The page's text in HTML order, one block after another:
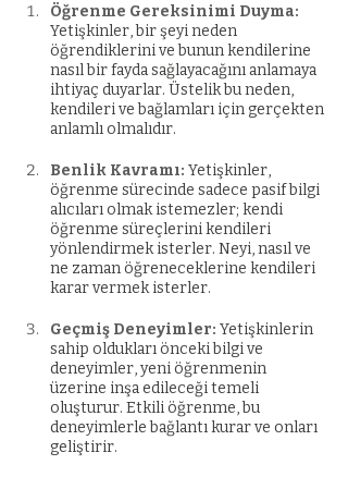
Öğrenme Gereksinimi Duyma:
Yetişkinler, bir şeyi neden
öğrendiklerini ve bunun kendilerine
nasıl bir fayda sağlayacağını anlamaya
ihtiyaç duyarlar. Üstelik bu neden,
kendileri ve bağlamları için gerçekten
anlamlı olmalıdır.
Benlik Kavramı: Yetişkinler,
öğrenme sürecinde sadece pasif bilgi
alıcıları olmak istemezler; kendi
öğrenme süreçlerini kendileri
yönlendirmek isterler. Neyi, nasıl ve
ne zaman öğreneceklerine kendileri
karar vermek isterler.
Geçmiş Deneyimler: Yetişkinlerin
sahip oldukları önceki bilgi ve
deneyimler, yeni öğrenmenin
üzerine inşa edileceği temeli
oluşturur. Etkili öğrenme, bu
deneyimlerle bağlantı kurar ve onları
geliştirir.